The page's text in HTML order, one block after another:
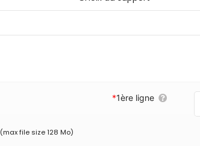
(max file size 128 Mo)
*1ère ligne